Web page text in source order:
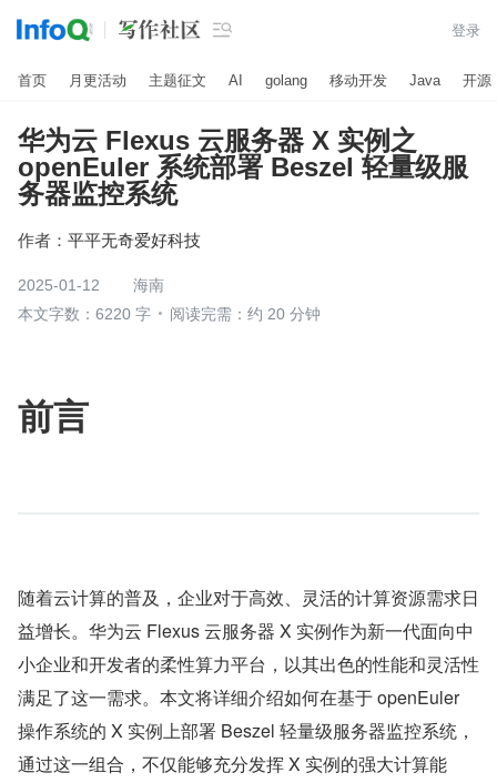
 登录
首页 月更活动 主题征文 AI golang 移动开发 Java 开源
华为云 Flexus 云服务器 X 实例之
openEuler 系统部署 Beszel 轻量级服
务器监控系统
作者： 平平无奇爱好科技
2025-01-12
海南
本文字数：6220 字
阅读完需：约 20 分钟
前言
随着云计算的普及，企业对于高效、灵活的计算资源需求日
益增长。华为云 Flexus 云服务器 X 实例作为新一代面向中
小企业和开发者的柔性算力平台，以其出色的性能和灵活性
满足了这一需求。本文将详细介绍如何在基于 openEuler
操作系统的 X 实例上部署 Beszel 轻量级服务器监控系统，
通过这一组合，不仅能够充分发挥 X 实例的强大计算能